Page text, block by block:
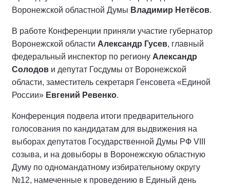
Воронежской областной Думы Владимир Нетёсов.
В работе Конференции приняли участие губернатор
Воронежской области Александр Гусев, главный
федеральный инспектор по региону Александр
Солодов и депутат Госдумы от Воронежской
области, заместитель секретаря Генсовета «Единой
России» Евгений Ревенко.
Конференция подвела итоги предварительного
голосования по кандидатам для выдвижения на
выборах депутатов Государственной Думы РФ VIII
созыва, и на довыборы в Воронежскую областную
Думу по одномандатному избирательному округу
№12, намеченные к проведению в Единый день